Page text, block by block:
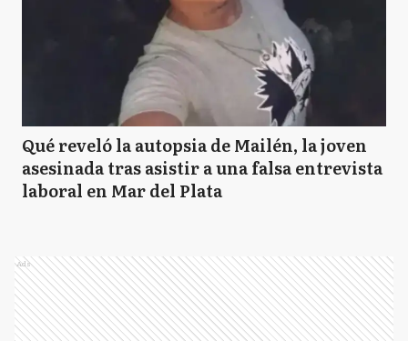
Qué reveló la autopsia de Mailén, la joven
asesinada tras asistir a una falsa entrevista
laboral en Mar del Plata
Ads